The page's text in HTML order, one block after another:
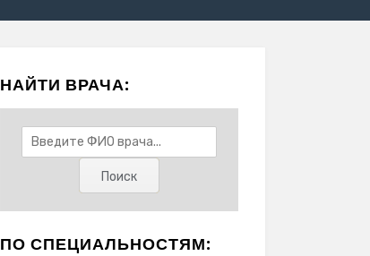
НАЙТИ ВРАЧА:
ПО СПЕЦИАЛЬНОСТЯМ: